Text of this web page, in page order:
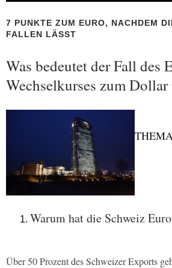
7 PUNKTE ZUM EURO, NACHDEM
FALLEN LÄSST
Was bedeutet der Fall des
Wechselkurses zum
Warum hat die Schweiz
Über 50 Prozent des Schweizer Exports